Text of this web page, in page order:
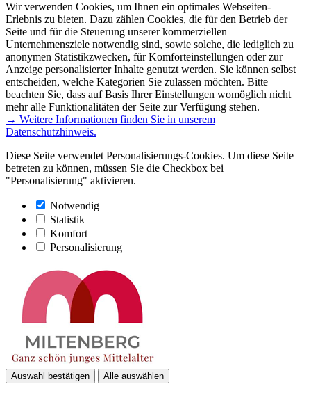
Wir verwenden Cookies, um Ihnen ein optimales Webseiten-
Erlebnis zu bieten. Dazu zählen Cookies, die für den Betrieb der
Seite und für die Steuerung unserer kommerziellen
Unternehmensziele notwendig sind, sowie solche, die lediglich zu
anonymen Statistikzwecken, für Komforteinstellungen oder zur
Anzeige personalisierter Inhalte genutzt werden. Sie können selbst
entscheiden, welche Kategorien Sie zulassen möchten. Bitte
beachten Sie, dass auf Basis Ihrer Einstellungen womöglich nicht
mehr alle Funktionalitäten der Seite zur Verfügung stehen.
→ Weitere Informationen finden Sie in unserem
Datenschutzhinweis.
Diese Seite verwendet Personalisierungs-Cookies. Um diese Seite
betreten zu können, müssen Sie die Checkbox bei
"Personalisierung" aktivieren.
Notwendig
Statistik
Komfort
Personalisierung
Auswahl bestätigen Alle auswählen